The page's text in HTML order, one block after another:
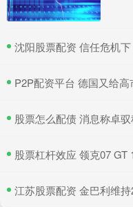
沈阳股票配资 信任危机
​P2P配资平台 德国又给
股票怎么配债 消息称卓驭科技首
股票杠杆效应 领克07 GT
江苏股票配资 金巴利维持2026年销售